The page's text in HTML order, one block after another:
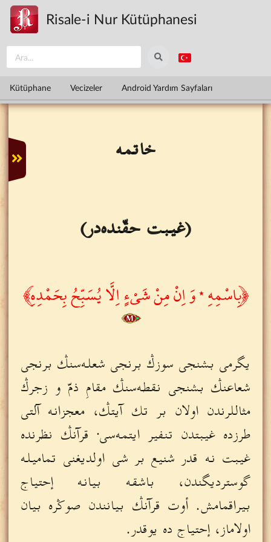
Ana içeriğe atla
Risale-i Nur Kütüphanesi
Kütüphane Vecizeler Android Yardım Sayfaları
خاتمه
(غيبت حقّنده‌در)
﴿بِاسْمِهِ ٭ وَ اِنْ مِنْ شَيْءٍ اِلَّا يُسَبِّحُ بِحَمْدِهِ﴾
يگرمى بشنجى سوزڭ برنجى شعله‌سنڭ برنجى
شعاعنڭ بشنجى نقطه‌سنڭ مقامِ ذمّ و زجرڭ
مثاللرندن اولان بر تك آيتڭ، معجزانه آلتى
طرزده غيبتدن تنفير ايتمه‌سى· قرآنڭ نظرنده
غيبت نه قدر شنيع بر شى اولديغنى تماميله
گوسترديگندن، باشقه بيانه إحتياج
بيراقمامش. أوت قرآنڭ بيانندن صوڭره بيان
اولاماز، إحتياج ده يوقدر.